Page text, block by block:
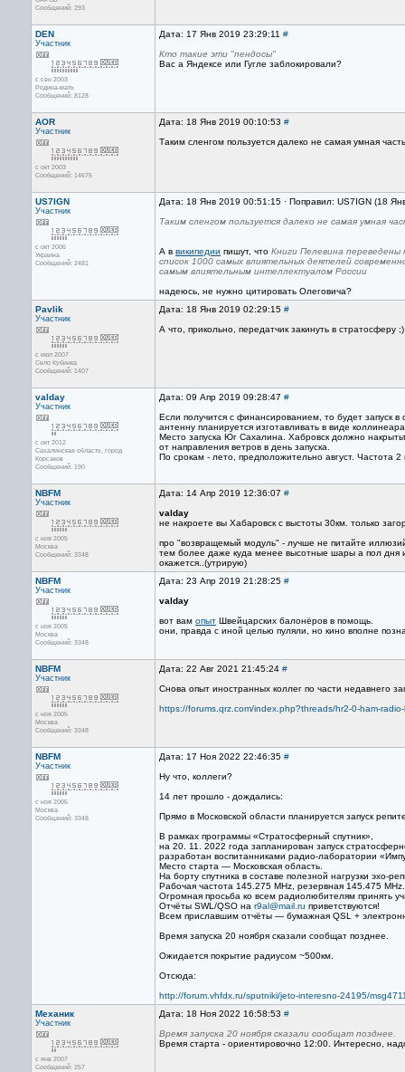
Сообщений: 293
DEN
Участник
с сен 2003
Родина-мать
Сообщений: 8128
Дата: 17 Янв 2019 23:29:11 #
Кто такие эти "пендосы"
Вас а Яндексе или Гугле заблокировали?
AOR
Участник
с окт 2003
Сообщений: 14675
Дата: 18 Янв 2019 00:10:53 #
Таким сленгом пользуется далеко не самая умная
US7IGN
Участник
с окт 2006
Украина
Сообщений: 2481
Дата: 18 Янв 2019 00:51:15 · Поправил: US7IGN (18
Таким сленгом пользуется далеко не самая умная
А в википедии пишут, что Книги Пелевина переведены
список 1000 самых влиятельных деятелей
самым влиятельным интеллектуалом России
надеюсь, не нужно цитировать Олеговича?
Pavlik
Участник
с июл 2007
Село Кубинка
Сообщений: 1407
Дата: 18 Янв 2019 02:29:15 #
А что, прикольно, передатчик закинуть в
valday
Участник
с окт 2012
Сахалинская область, город
Корсаков
Сообщений: 190
Дата: 09 Апр 2019 09:28:47 #
Если получится с финансированием, то будет запуск
антенну планируется изготавливать в виде
Место запуска Юг Сахалина. Хабровск должно
от направления ветров в день запуска.
По срокам - лето, предположительно август. Частота 2
NBFM
Участник
с ноя 2005
Москва
Сообщений: 3348
Дата: 14 Апр 2019 12:36:07 #
valday
не накроете вы Хабаровск с выстоты 30км. только
про "возвращемый модуль" - лучше не питайте
тем более даже куда менее высотные шары а пол дня
окажется..(утрирую)
NBFM
Участник
с ноя 2005
Москва
Сообщений: 3348
Дата: 23 Апр 2019 21:28:25 #
valday
вот вам опыт Швейцарских балонёров в помощь.
они, правда с иной целью пуляли, но кино вполне
NBFM
Участник
с ноя 2005
Москва
Сообщений: 3348
Дата: 22 Авг 2021 21:45:24 #
Снова опыт иностранных коллег по части недавнего
https://forums.qrz.com/index.php?threads/hr2-0-ham-
NBFM
Участник
с ноя 2005
Москва
Сообщений: 3348
Дата: 17 Ноя 2022 22:46:35 #
Ну что, коллеги?
14 лет прошло - дождались:
Прямо в Московской области планируется запуск
В рамках программы «Стратосферный спутник»,
на 20. 11. 2022 года запланирован запуск
разработан воспитанниками радио-лаборатории
Место старта — Московская область.
На борту спутника в составе полезной нагрузки эхо-
Рабочая частота 145.275 MHz, резервная 145.475
Огромная просьба ко всем радиолюбителям принять
Отчёты SWL/QSO на r9al@mail.ru приветствуются!
Всем приславшим отчёты — бумажная QSL +
Время запуска 20 ноября сказали сообщат позднее.
Ожидается покрытие радиусом ~500км.
Отсюда:
http://forum.vhfdx.ru/sputniki/jeto-interesno-24195/
Механик
Участник
с янв 2007
Сообщений: 257
Дата: 18 Ноя 2022 16:58:53 #
Время запуска 20 ноября сказали сообщат позднее.
Время старта - ориентировочно 12:00. Интересно,